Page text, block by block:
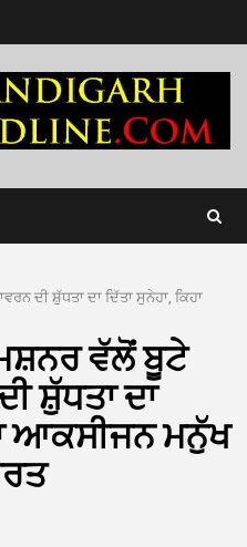
ਦੀ ਸ਼ੁੱਧਤਾ ਦਾ ਦਿੱਤਾ ਸੁਨੇਹਾ, ਕਿਹਾ
ਵੱਲੋਂ ਬੂਟੇ
ਸ਼ੁੱਧਤਾ ਦਾ
ਆਕਸੀਜਨ ਮਨੁੱਖ